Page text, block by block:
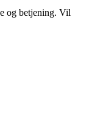
og betjening. Vil